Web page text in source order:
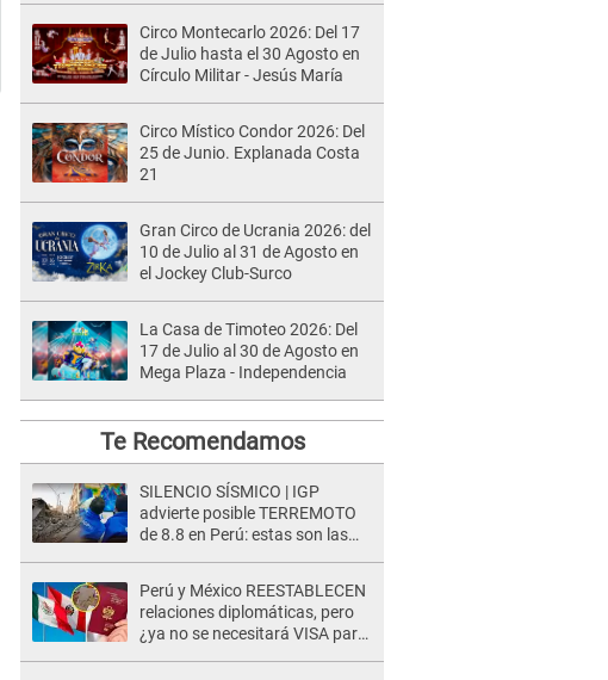
Circo Montecarlo 2026: Del 17
de Julio hasta el 30 Agosto en
Círculo Militar - Jesús María
Circo Místico Condor 2026: Del
25 de Junio. Explanada Costa
21
Gran Circo de Ucrania 2026: del
10 de Julio al 31 de Agosto en
el Jockey Club-Surco
La Casa de Timoteo 2026: Del
17 de Julio al 30 de Agosto en
Mega Plaza - Independencia
Te Recomendamos
SILENCIO SÍSMICO | IGP
advierte posible TERREMOTO
de 8.8 en Perú: estas son las
Perú y México REESTABLECEN
relaciones diplomáticas, pero
¿ya no se necesitará VISA para